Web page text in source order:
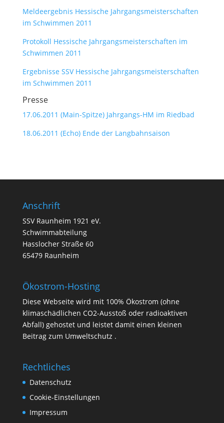
Meldeergebnis Hessische Jahrgangsmeisterschaften
im Schwimmen 2011
Protokoll Hessische Jahrgangsmeisterschaften im
Schwimmen 2011
Ergebnisse SSV Hessische Jahrgangsmeisterschaften
im Schwimmen 2011
Presse
17.06.2011 (Main-Spitze) Jahrgangs-HM im Riedbad
18.06.2011 (Echo) Ende der Langbahnsaison
Anschrift
SSV Raunheim 1921 eV.
Schwimmabteilung
Hasslocher Straße 60
65479 Raunheim
Ökostrom-Hosting
Diese Webseite wird mit 100% Ökostrom (ohne
klimaschädlichen CO2-Ausstoß oder radioaktiven
Abfall) gehostet und leistet damit einen kleinen
Beitrag zum Umweltschutz .
Rechtliches
Datenschutz
Cookie-Einstellungen
Impressum